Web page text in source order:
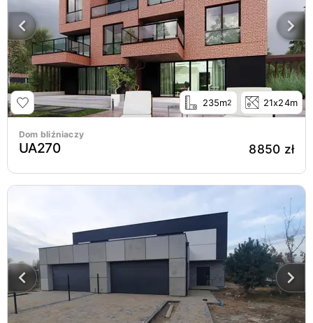
235m2 21x24m
Dom bliźniaczy
UA270 8850 zł